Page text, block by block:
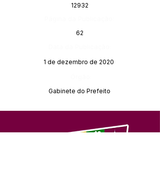
12932
62
1 de dezembro de 2020
Gabinete do Prefeito